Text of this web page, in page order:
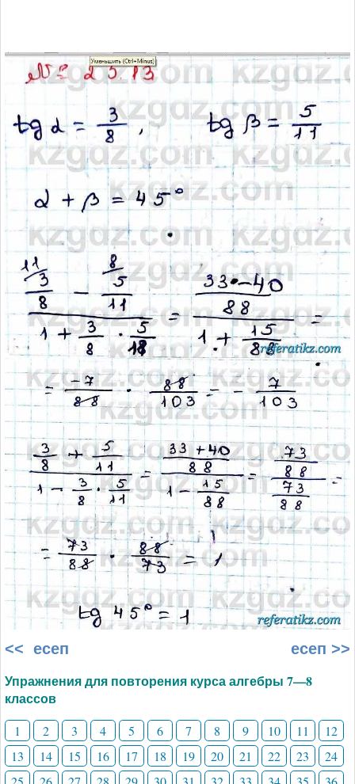
<< есеп есеп >>
Упражнения для повторения курса алгебры 7—8
классов
1 2 3 4 5 6 7 8 9 10 11
12
13
14 15 16 17 18 19 20 21 22 23
24